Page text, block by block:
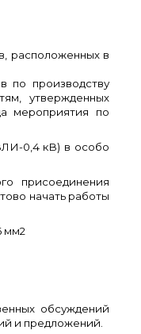
расположенных в
по производству
утвержденных
мероприятия по
0,4 кВ) в особо
присоединения
начать работы
мм2
обсуждений
и предложений.